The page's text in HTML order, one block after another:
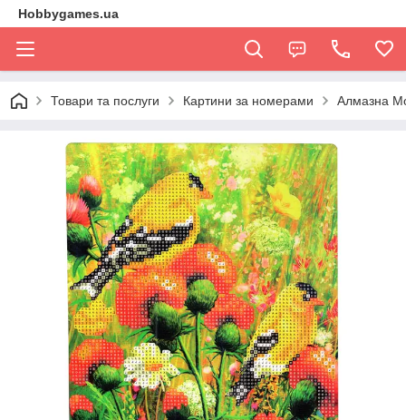
Hobbygames.ua
Товари та послуги Картини за номерами Алмазна